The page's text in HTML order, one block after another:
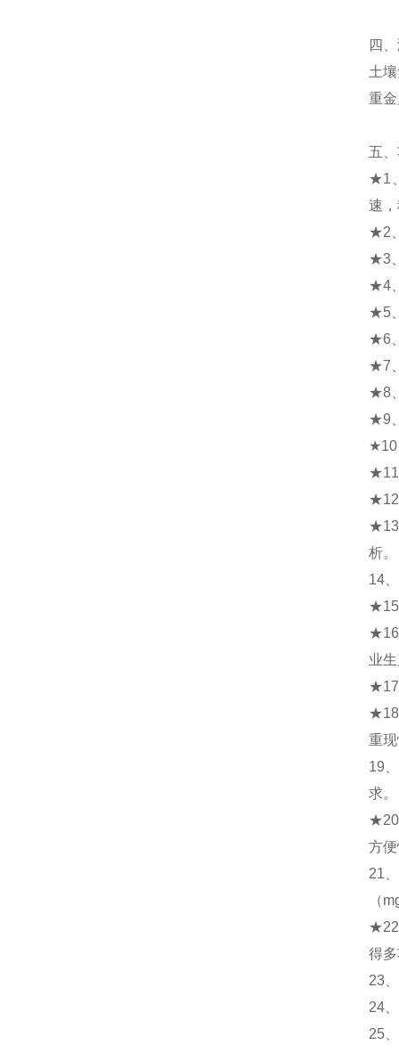
四
土
重
五
★1
速
★2
★3
★4
★5
★6
★7
★8
★9
★10
★11
★12
★13
析。
14
★15
★16
业
★17
★18
重
19
求。
★20
方
21
（
★22
得
23
24
25